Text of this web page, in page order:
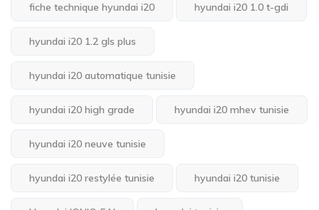
fiche technique hyundai i20 hyundai i20 1.0 t-gdi
hyundai i20 1.2 gls plus
hyundai i20 automatique tunisie
hyundai i20 high grade hyundai i20 mhev tunisie
hyundai i20 neuve tunisie
hyundai i20 restylée tunisie hyundai i20 tunisie